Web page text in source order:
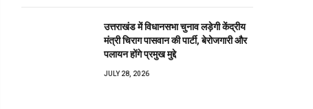
उत्तराखंड में विधानसभा चुनाव लड़ेगी केंद्रीय
मंत्री चिराग पासवान की पार्टी, बेरोजगारी और
पलायन होंगे प्रमुख मुद्दे
JULY 28, 2026